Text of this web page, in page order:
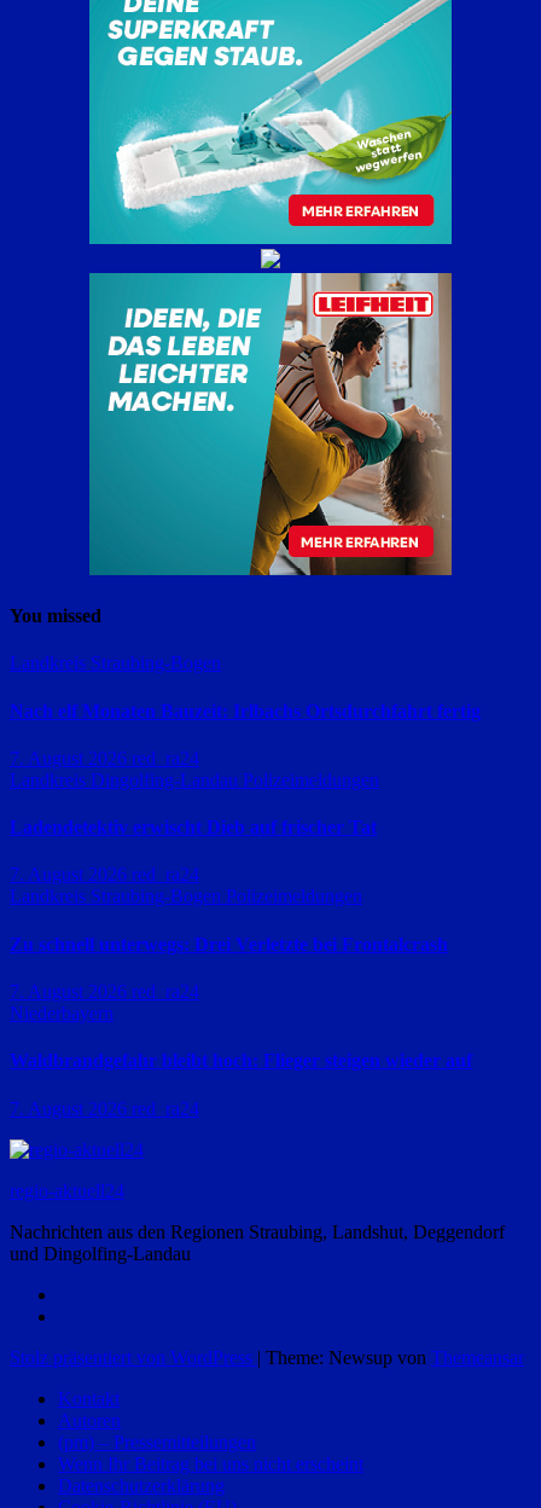
You missed
Landkreis Straubing-Bogen
Nach elf Monaten Bauzeit: Irlbachs Ortsdurchfahrt fertig
7. August 2026 red_ra24
Landkreis Dingolfing-Landau Polizeimeldungen
Ladendetektiv erwischt Dieb auf frischer Tat
7. August 2026 red_ra24
Landkreis Straubing-Bogen Polizeimeldungen
Zu schnell unterwegs: Drei Verletzte bei Frontalcrash
7. August 2026 red_ra24
Niederbayern
Waldbrandgefahr bleibt hoch: Flieger steigen wieder auf
7. August 2026 red_ra24
regio-aktuell24
Nachrichten aus den Regionen Straubing, Landshut, Deggendorf
und Dingolfing-Landau
Stolz präsentiert von WordPress | Theme: Newsup von Themeansar
Kontakt
Autoren
(pm) – Pressemitteilungen
Wenn Ihr Beitrag bei uns nicht erscheint
Datenschutzerklärung